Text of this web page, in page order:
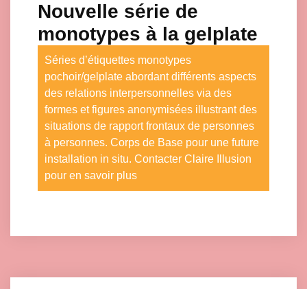
Nouvelle série de
monotypes à la gelplate
Séries d’étiquettes monotypes
pochoir/gelplate abordant différents aspects
des relations interpersonnelles via des
formes et figures anonymisées illustrant des
situations de rapport frontaux de personnes
à personnes. Corps de Base pour une future
installation in situ. Contacter Claire Illusion
pour en savoir plus